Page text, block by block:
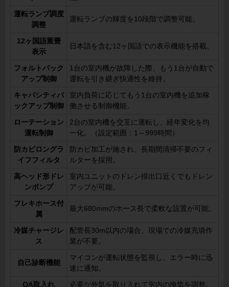
運転ランプ調度
調整
運転ランプの輝度を10段階で調整可能。
12ヶ国語重畳
表示
日本語を含む12ヶ国語での表示機能を搭載。
フォルトバック
アップ制御
1台の室内機が故障した際、もう1台が自動で
運転を引き継ぎ快適性を維持。
キャパシティバ
ックアップ制御
室内負荷に応じてもう1台の室内機を追加稼
働させる制御機能。
ローテーション
運転制御
2台の室内機を交互に運転し、経年変化を均
一化。（設定範囲：1～999時間）
防カビロングラ
イフフィルタ
防カビ加工が施され、長期間清掃不要のフィ
ルターを採用。
高ヘッド形ドレ
ンポンプ
室内ユニットのドレン排出口近くでもドレン
アップが可能。
フレキホース付
属
最大680mmのホース長で柔軟な設置が可能。
冷媒チャージレ
ス
配管長30m以内の場合、現場での冷媒充填作
業が不要。
自己診断機能
マイコンが運転状態を監視し、エラー時に迅
速に通知。
OA取入れ 必要な外気を取り入れて室内の換気を調整。